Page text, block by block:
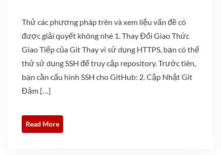
Thử các phương pháp trên và xem liệu vấn đề có
được giải quyết không nhé 1. Thay Đổi Giao Thức
Giao Tiếp của Git Thay vì sử dụng HTTPS, bạn có thể
thử sử dụng SSH để truy cập repository. Trước tiên,
bạn cần cấu hình SSH cho GitHub: 2. Cập Nhật Git
Đảm […]
Read More